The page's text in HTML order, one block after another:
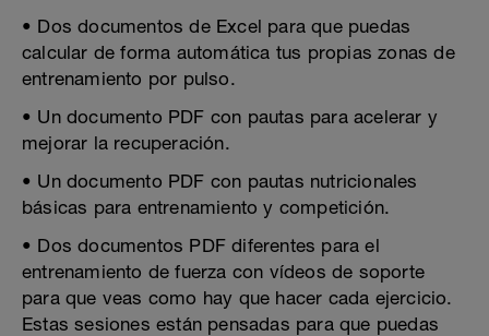
• Dos documentos de Excel para que puedas
calcular de forma automática tus propias zonas de
entrenamiento por pulso.
• Un documento PDF con pautas para acelerar y
mejorar la recuperación.
• Un documento PDF con pautas nutricionales
básicas para entrenamiento y competición.
• Dos documentos PDF diferentes para el
entrenamiento de fuerza con vídeos de soporte
para que veas como hay que hacer cada ejercicio.
Estas sesiones están pensadas para que puedas